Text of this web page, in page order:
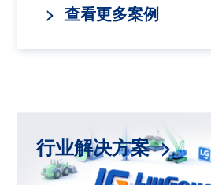
> 查看更多案例
行业解决方案 >